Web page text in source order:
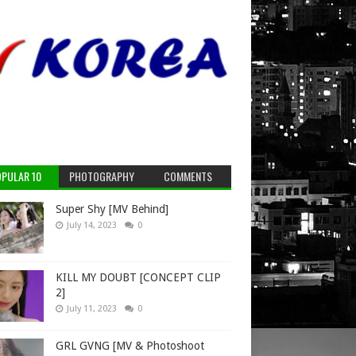
10 PHOTOGRAPHY COMMENTS
Super Shy [MV Behind]
July 14, 2023 0
KILL MY DOUBT [CONCEPT CLIP
2]
July 11, 2023 0
GRL GVNG [MV & Photoshoot